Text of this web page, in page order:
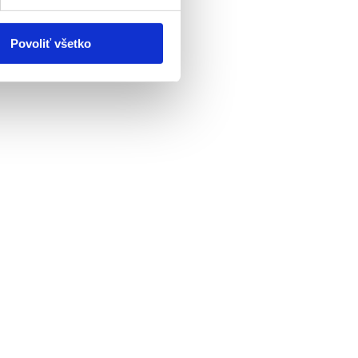
Povoliť všetko